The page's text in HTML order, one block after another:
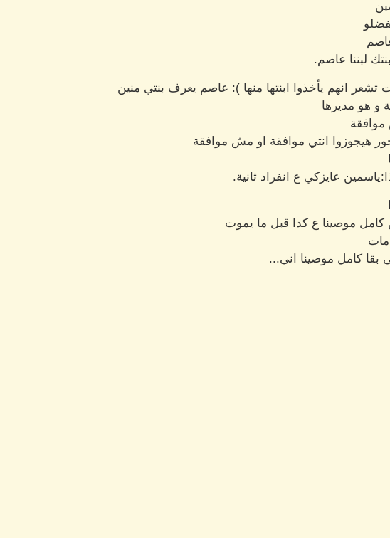
لبننا عاصم.
انهم يأخذوا ابنتها منها ): عاصم يعرف بنتي منين
و هو مديرها
هيجوزوا انتي موافقة او مش موافقة
عايزكي ع انفراد ثانية.
كامل موصينا ع كدا قبل ما يموت
بقا كامل موصينا اني...